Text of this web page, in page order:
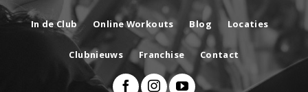
In de Club Online Workouts Blog Locaties
Clubnieuws Franchise Contact